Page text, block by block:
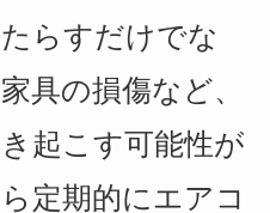
らすだけでな
具の損傷など、
起こす可能性が
定期的にエアコ